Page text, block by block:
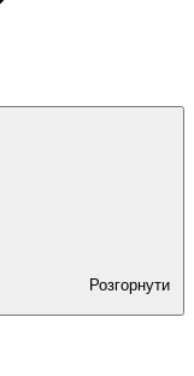
Розгорнути